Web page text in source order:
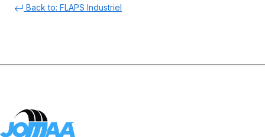
Back to: FLAPS Industriel